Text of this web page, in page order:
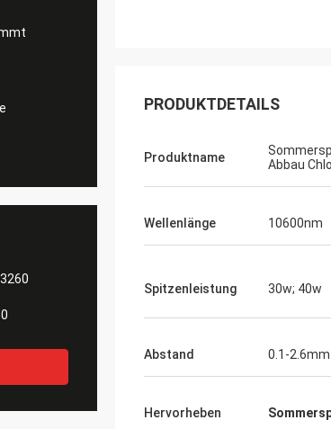
PRODUKTDETAILS
Produktname
Abbau
Wellenlänge 10600nm
Spitzenleistung 30w; 40w
Abstand 0.1-2.6mm
Hervorheben